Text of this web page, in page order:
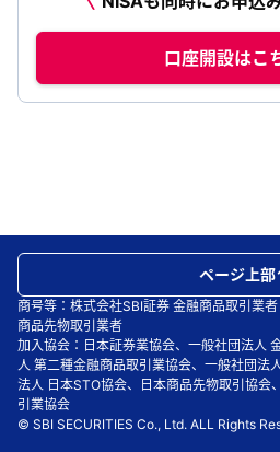
口座開設はこ
商号等：株式会社SBI証券 金融商品取引業
商品先物取引業者
加入協会：日本証券業協会、一般社団法人
人 第二種金融商品取引業協会、一般社団法
法人 日本STO協会、日本商品先物取引協会
引業協会
© SBI SECURITIES Co., Ltd. ALL Rights
ページ上部